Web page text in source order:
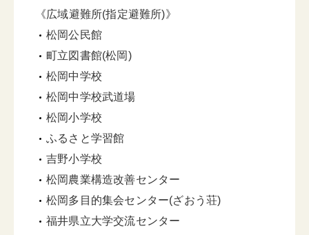
《広域避難所(指定避難所)》
松岡公民館
町立図書館(松岡)
松岡中学校
松岡中学校武道場
松岡小学校
ふるさと学習館
吉野小学校
松岡農業構造改善センター
松岡多目的集会センター(ざおう荘)
福井県立大学交流センター